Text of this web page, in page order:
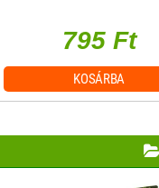
795 Ft
KOSÁRBA